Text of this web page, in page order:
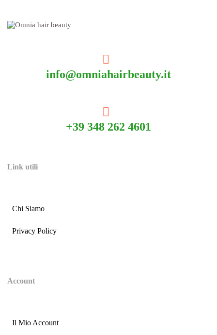
info@omniahairbeauty.it
+39 348 262 4601
Link utili
Chi Siamo
Privacy Policy
Account
Il Mio Account